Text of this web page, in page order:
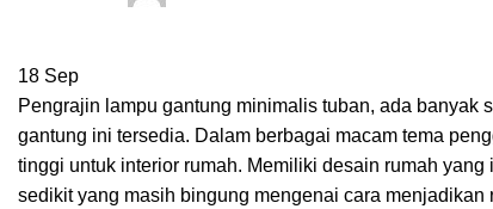
18 Sep
Pengrajin lampu gantung minimalis tuban, ada
gantung ini tersedia. Dalam berbagai macam tema
tinggi untuk interior rumah. Memiliki desain rumah
sedikit yang masih bingung mengenai cara